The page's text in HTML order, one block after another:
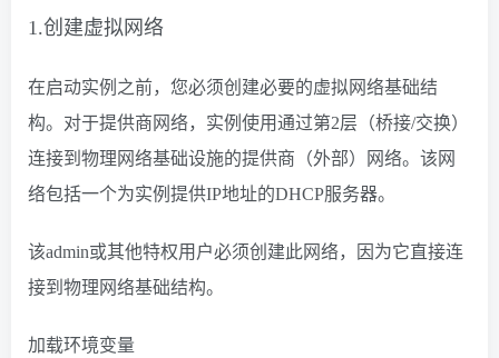
1.创建虚拟网络
在启动实例之前，您必须创建必要的虚拟网络基础结
构。对于提供商网络，实例使用通过第2层（桥接/交换）
连接到物理网络基础设施的提供商（外部）网络。该网
络包括一个为实例提供IP地址的DHCP服务器。
该admin或其他特权用户必须创建此网络，因为它直接连
接到物理网络基础结构。
加载环境变量